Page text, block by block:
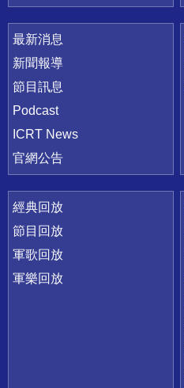
最新消息
新聞報導
節目訊息
Podcast
ICRT News
官網公告
經典回放
節目回放
軍歌回放
軍樂回放